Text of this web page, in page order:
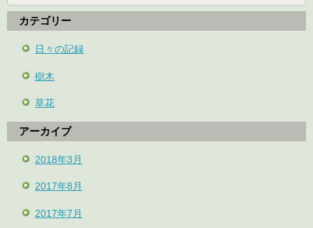
カテゴリー
日々の記録
樹木
草花
アーカイブ
2018年3月
2017年8月
2017年7月